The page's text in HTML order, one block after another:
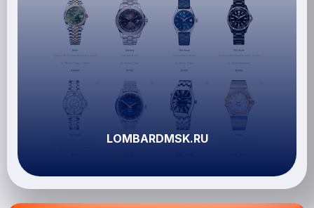
LOMBARDMSK.RU